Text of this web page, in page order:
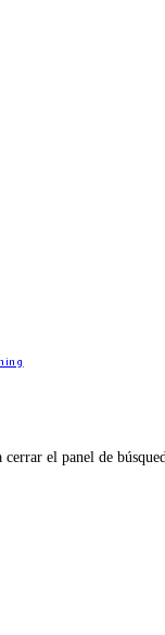
cerrar el panel de